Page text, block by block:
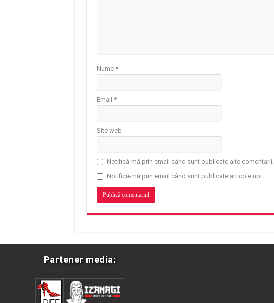
Nume *
Email *
Site web
Notifică-mă prin email când sunt publicate alte comentarii.
Notifică-mă prin email când sunt publicate articole noi.
Partener media: